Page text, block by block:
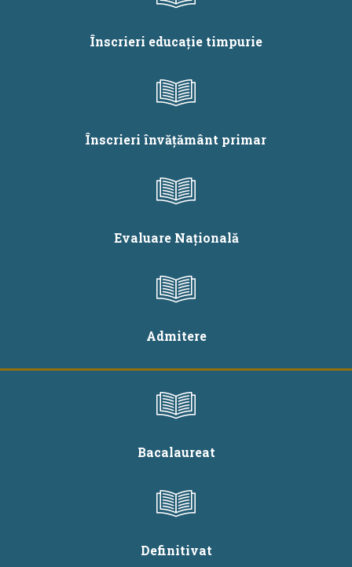
Înscrieri educație timpurie
Înscrieri învățământ primar
Evaluare Națională
Admitere
Bacalaureat
Definitivat